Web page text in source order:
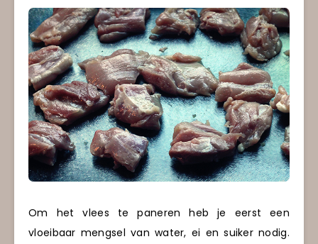
Om het vlees te paneren heb je eerst een
vloeibaar mengsel van water, ei en suiker nodig.